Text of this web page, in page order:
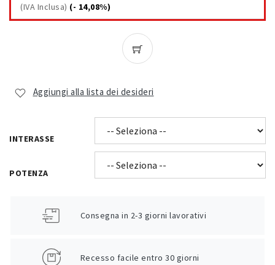
(IVA Inclusa) (- 14,08%)
Aggiungi alla lista dei desideri
INTERASSE
POTENZA
Consegna in 2-3 giorni lavorativi
Recesso facile entro 30 giorni